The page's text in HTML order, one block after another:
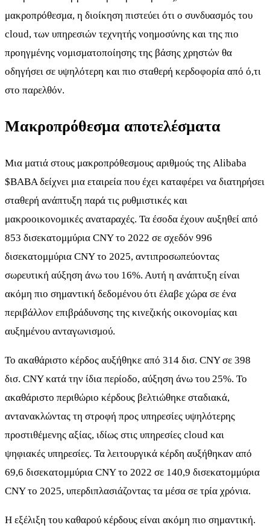
μακροπρόθεσμα, η διοίκηση πιστεύει ότι ο συνδυασμός του
cloud, των υπηρεσιών τεχνητής νοημοσύνης και της πιο
προηγμένης νομισματοποίησης της βάσης χρηστών θα
οδηγήσει σε υψηλότερη και πιο σταθερή κερδοφορία από ό,τι
στο παρελθόν.
Μακροπρόθεσμα αποτελέσματα
Μια ματιά στους μακροπρόθεσμους αριθμούς της Alibaba
$BABA δείχνει μια εταιρεία που έχει καταφέρει να διατηρήσει
σταθερή ανάπτυξη παρά τις ρυθμιστικές και
μακροοικονομικές αναταραχές. Τα έσοδα έχουν αυξηθεί από
853 δισεκατομμύρια CNY το 2022 σε σχεδόν 996
δισεκατομμύρια CNY το 2025, αντιπροσωπεύοντας
σωρευτική αύξηση άνω του 16%. Αυτή η ανάπτυξη είναι
ακόμη πιο σημαντική δεδομένου ότι έλαβε χώρα σε ένα
περιβάλλον επιβράδυνσης της κινεζικής οικονομίας και
αυξημένου ανταγωνισμού.
Το ακαθάριστο κέρδος αυξήθηκε από 314 δισ. CNY σε 398
δισ. CNY κατά την ίδια περίοδο, αύξηση άνω του 25%. Το
ακαθάριστο περιθώριο κέρδους βελτιώθηκε σταδιακά,
αντανακλώντας τη στροφή προς υπηρεσίες υψηλότερης
προστιθέμενης αξίας, ιδίως στις υπηρεσίες cloud και
ψηφιακές υπηρεσίες. Τα λειτουργικά κέρδη αυξήθηκαν από
69,6 δισεκατομμύρια CNY το 2022 σε 140,9 δισεκατομμύρια
CNY το 2025, υπερδιπλασιάζοντας τα μέσα σε τρία χρόνια.
Η εξέλιξη του καθαρού κέρδους είναι ακόμη πιο σημαντική.